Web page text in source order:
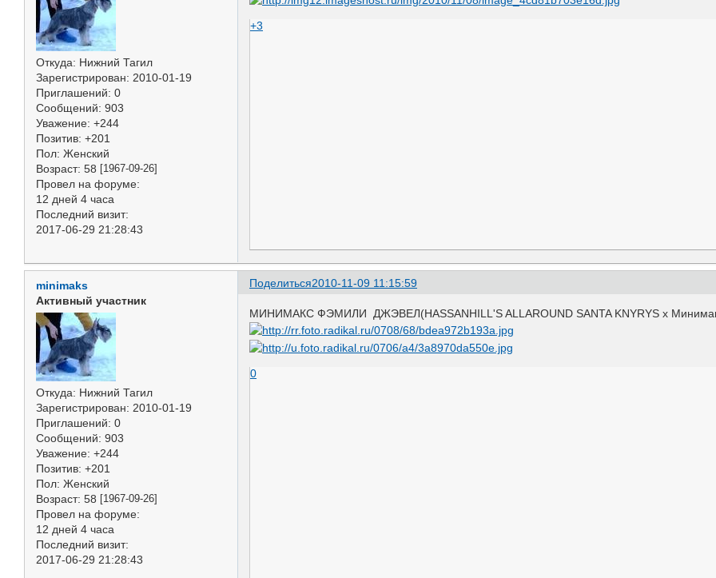
Откуда: Нижний Тагил
Зарегистрирован: 2010-01-19
Приглашений: 0
Сообщений: 903
Уважение: +244
Позитив: +201
Пол: Женский
Возраст: 58 [1967-09-26]
Провел на форуме:
12 дней 4 часа
Последний визит:
2017-06-29 21:28:43
+3
Поделиться2010-11-09 11:15:59
minimaks
Активный участник
Откуда: Нижний Тагил
Зарегистрирован: 2010-01-19
Приглашений: 0
Сообщений: 903
Уважение: +244
Позитив: +201
Пол: Женский
Возраст: 58 [1967-09-26]
Провел на форуме:
12 дней 4 часа
Последний визит:
2017-06-29 21:28:43
МИНИМАКС ФЭМИЛИ ДЖЭВЕЛ(HASSANHILL'S ALLAROUND SANTA KNYRYS х
0